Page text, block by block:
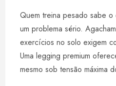
Quem treina pesado sabe
um problema sério.
exercícios no solo exigem
Uma legging premium
mesmo sob tensão máxima